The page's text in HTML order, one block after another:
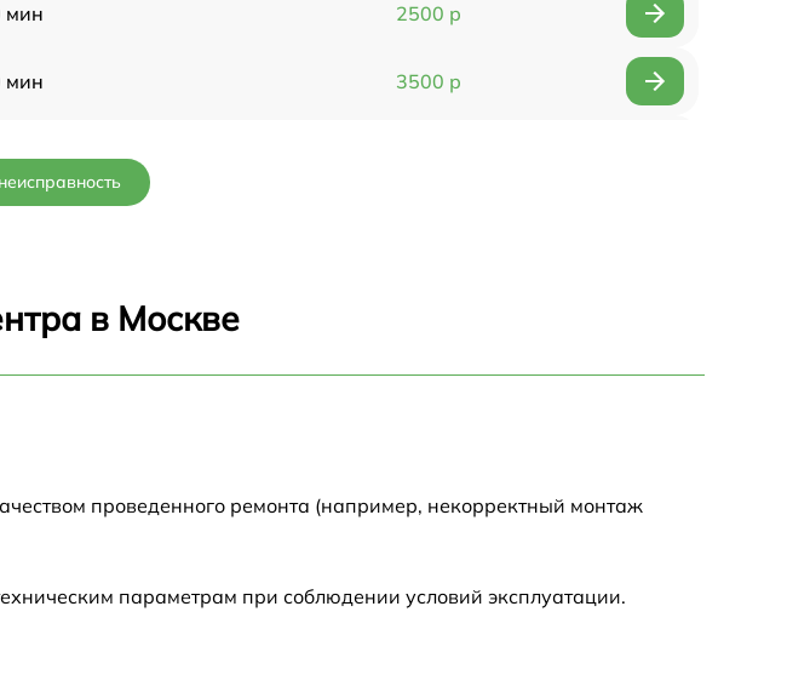
мин 2500 р
мин 3500 р
в Москве
проведенного ремонта (например, некорректный монтаж
параметрам при соблюдении условий эксплуатации.